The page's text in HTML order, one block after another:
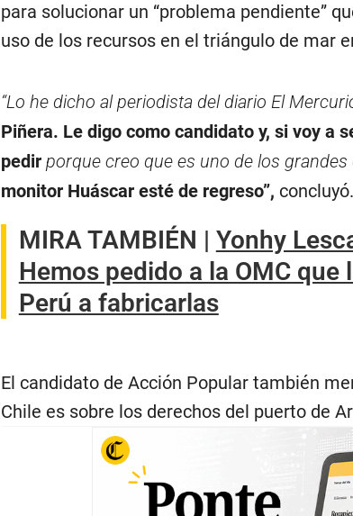
para solucionar un “problema pendiente”
uso de los recursos en el triángulo de mar
“Lo he dicho al periodista del diario El
Piñera. Le digo como candidato y, si voy a
pedirporque creo que es uno de los grandes
monitor Huáscar esté de regreso”, concluyó.
MIRA TAMBIÉN | Yonhy
Hemos pedido a la OMC
Perú a fabricarlas
El candidato de Acción Popular también
Chile es sobre los derechos del puerto de